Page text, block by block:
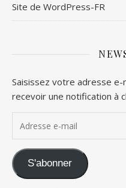
Site de WordPress-FR
Saisissez votre adresse
recevoir une notification à
S'abonner